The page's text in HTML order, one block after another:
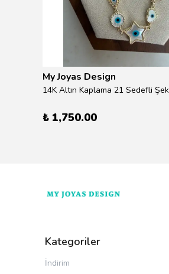
My Joyas Design
₺ 1,750.00
Kategoriler
İndirim